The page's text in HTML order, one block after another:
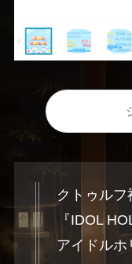
クトゥル
『IDOL
アイドルホ